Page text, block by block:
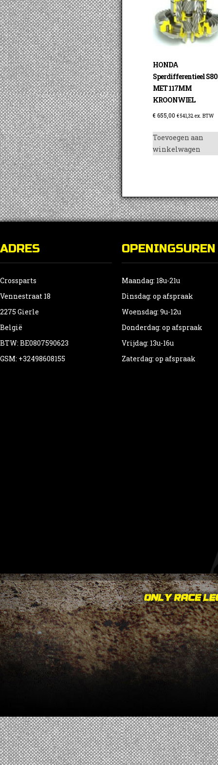
HONDA
Sperdifferentieel S80
MET 117MM
KROONWIEL
€655,00 €541,32 ex. BTW
Toevoegen aan
winkelwagen
ADRES
Crossparts
Vennestraat 18
2275 Gierle
België
BTW: BE0807590623
GSM: +32498608155
OPENINGSUREN
Maandag: 18u-21u
Dinsdag: op afspraak
Woensdag: 9u-12u
Donderdag: op afspraak
Vrijdag: 13u-16u
Zaterdag: op afspraak